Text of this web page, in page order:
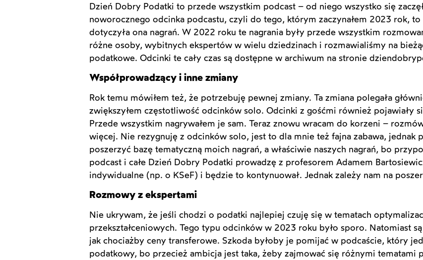
Dzień Dobry Podatki to przede wszystkim podcast – od niego wszystko się
noworocznego odcinka podcastu, czyli do tego, którym zaczynałem 2023 rok,
dotyczyła ona nagrań. W 2022 roku te nagrania były przede wszystkim
różne osoby, wybitnych ekspertów w wielu dziedzinach i rozmawialiśmy na
podatkowe. Odcinki te cały czas są dostępne w archiwum na stronie
Współprowadzący i inne zmiany
Rok temu mówiłem też, że potrzebuję pewnej zmiany. Ta zmiana polegała
zwiększyłem częstotliwość odcinków solo. Odcinki z gośćmi również pojawiały
Przede wszystkim nagrywałem je sam. Teraz znowu wracam do korzeni –
więcej. Nie rezygnuję z odcinków solo, jest to dla mnie też fajna zabawa, jednak
poszerzyć bazę tematyczną moich nagrań, a właściwie naszych nagrań, bo
podcast i całe Dzień Dobry Podatki prowadzę z profesorem Adamem
indywidualne (np. o KSeF) i będzie to kontynuował. Jednak zależy nam na
Rozmowy z ekspertami
Nie ukrywam, że jeśli chodzi o podatki najlepiej czuję się w tematach
przekształceniowych. Tego typu odcinków w 2023 roku było sporo. Natomiast
jak chociażby ceny transferowe. Szkoda byłoby je pomijać w podcaście, który
podatkowy, bo przecież ambicja jest taka, żeby zajmować się różnymi